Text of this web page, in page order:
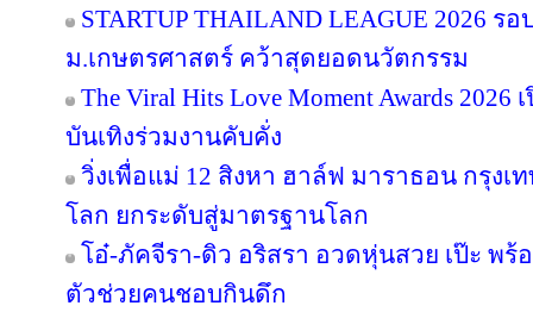
STARTUP THAILAND LEAGUE 2026 ร
ม.เกษตรศาสตร์ คว้าสุดยอดนวัตกรรม
The Viral Hits Love Moment Awards
บันเทิงร่วมงานคับคั่ง
วิ่งเพื่อแม่ 12 สิงหา ฮาล์ฟ มาราธอน กรุงเ
โลก ยกระดับสู่มาตรฐานโลก
โอ๋-ภัคจีรา-ดิว อริสรา อวดหุ่นสวย เป๊ะ พร้
ตัวช่วยคนชอบกินดึก